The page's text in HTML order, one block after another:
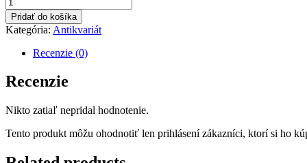
Modlitby
z
korába
Pridať do košíka
Kategória: Antikvariát
Recenzie (0)
Recenzie
Nikto zatiaľ nepridal hodnotenie.
Tento produkt môžu ohodnotiť len prihlásení zákazníci, ktorí si ho